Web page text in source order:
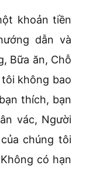
khoản tiền
dẫn và
Bữa ăn, Chỗ
không bao
thích, bạn
vác, Người
chúng tôi
có hạn